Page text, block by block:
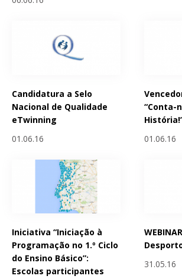
Candidatura a Selo
Nacional de Qualidade
eTwinning
01.06.16
“Conta-
01.06.16
Iniciativa “Iniciação à
Programação no 1.º Ciclo
do Ensino Básico”:
Escolas participantes
31.05.16